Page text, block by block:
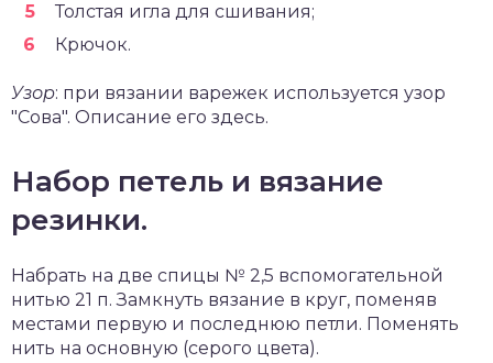
Толстая игла для сшивания;
Крючок.
Узор: при вязании варежек используется узор
"Сова". Описание его здесь.
Набор петель и вязание
резинки.
Набрать на две спицы № 2,5 вспомогательной
нитью 21 п. Замкнуть вязание в круг, поменяв
местами первую и последнюю петли. Поменять
нить на основную (серого цвета).